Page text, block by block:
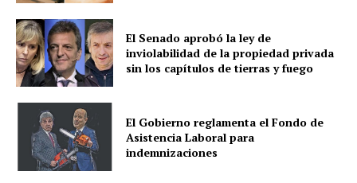
El Senado aprobó la ley de
inviolabilidad de la propiedad privada
sin los capítulos de tierras y fuego
El Gobierno reglamenta el Fondo de
Asistencia Laboral para
indemnizaciones